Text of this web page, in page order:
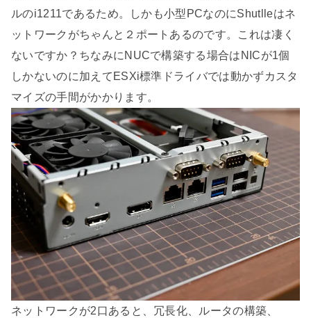
ルのi1211であるため。しかも小型PCなのにShutlleはネ
ットワークがちゃんと２ポートあるのです。これは凄く
ないですか？ちなみにNUCで構築する場合はNICが1個
しかないのに加えてESXi標準ドライバでは動かずカスタ
マイズの手間がかかります。
ネットワークが2口あると、冗長化、ルータの構築、